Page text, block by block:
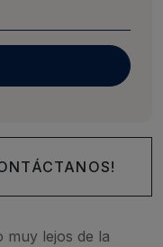
muy lejos de la